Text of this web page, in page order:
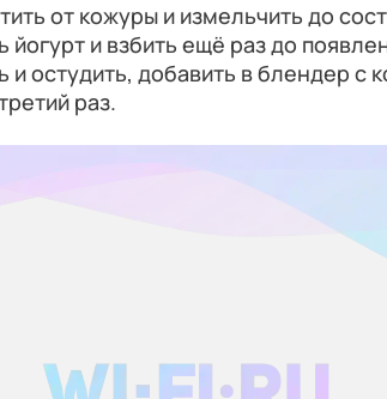
от кожуры и измельчить до
и взбить ещё раз до
и остудить, добавить в блендер с
раз.